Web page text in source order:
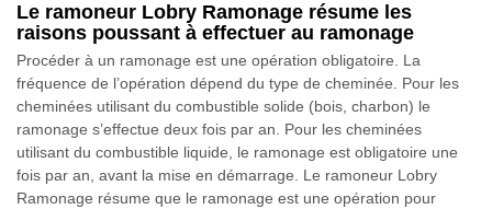
Le ramoneur Lobry Ramonage résume les
raisons poussant à effectuer au ramonage
Procéder à un ramonage est une opération obligatoire. La
fréquence de l’opération dépend du type de cheminée. Pour les
cheminées utilisant du combustible solide (bois, charbon) le
ramonage s’effectue deux fois par an. Pour les cheminées
utilisant du combustible liquide, le ramonage est obligatoire une
fois par an, avant la mise en démarrage. Le ramoneur Lobry
Ramonage résume que le ramonage est une opération pour